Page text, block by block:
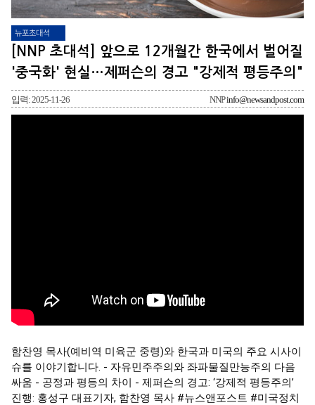
뉴포초대석
[NNP 초대석] 앞으로 12개월간 한국에서 벌어질
'중국화' 현실…제퍼슨의 경고 "강제적 평등주의"
입력: 2025-11-26 NNPinfo@newsandpost.com
함찬영 목사(예비역 미육군 중령)와 한국과 미국의 주요 시사이
슈를 이야기합니다. - 자유민주주의와 좌파물질만능주의 다음
싸움 - 공정과 평등의 차이 - 제퍼슨의 경고: ‘강제적 평등주의’
진행: 홍성구 대표기자, 함찬영 목사 #뉴스앤포스트 #미국정치